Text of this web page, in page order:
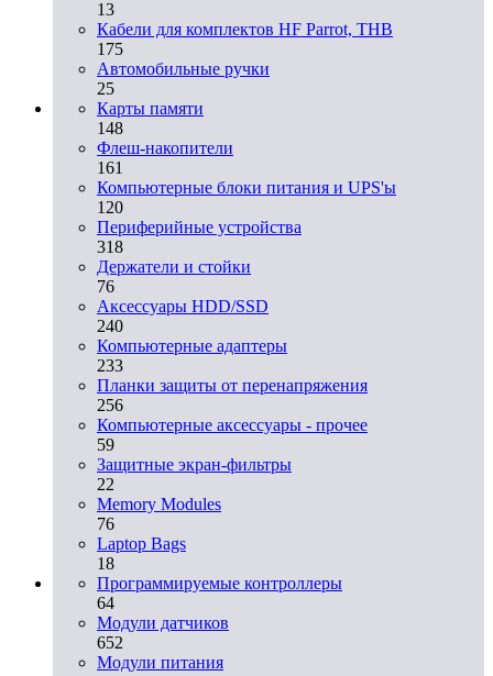
13
Кабели для комплектов HF Parrot, THB
175
Автомобильные ручки
25
Карты памяти
148
Флеш-накопители
161
Компьютерные блоки питания и UPS'ы
120
Периферийные устройства
318
Держатели и стойки
76
Аксессуары HDD/SSD
240
Компьютерные адаптеры
233
Планки защиты от перенапряжения
256
Компьютерные аксессуары - прочее
59
Защитные экран-фильтры
22
Memory Modules
76
Laptop Bags
18
Программируемые контроллеры
64
Модули датчиков
652
Модули питания